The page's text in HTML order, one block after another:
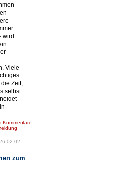
–
wird
Viele
Zeit,
selbst
Kommentare
02-02
zum